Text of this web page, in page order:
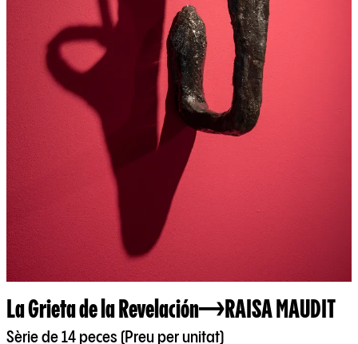
La Grieta de la Revelación RAISA MAUDIT
Sèrie de 14 peces (Preu per unitat)